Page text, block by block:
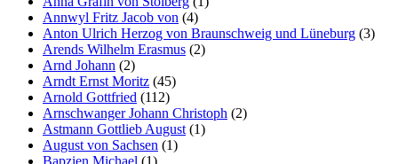
Annwyl Fritz Jacob von (4)
Anton Ulrich Herzog von Braunschweig und Lüneburg (3)
Arends Wilhelm Erasmus (2)
Arnd Johann (2)
Arndt Ernst Moritz (45)
Arnold Gottfried (112)
Arnschwanger Johann Christoph (2)
Astmann Gottlieb August (1)
August von Sachsen (1)
Bapzien Michael (1)